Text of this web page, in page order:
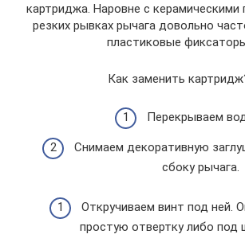
картриджа. Наровне с керамическими
резких рывках рычага довольно
пластиковые
Как заменить
Перекрываем
Снимаем декоративную
сбоку рычага.
Откручиваем винт под ней.
простую отвертку либо под